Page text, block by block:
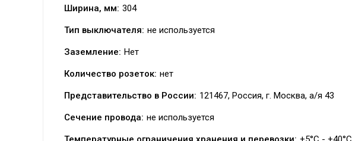
Ширина, мм: 304
Тип выключателя: не используется
Заземление: Нет
Количество розеток: нет
Представительство в России: 121467, Россия, г. Москва, а/я 43
Сечение провода: не используется